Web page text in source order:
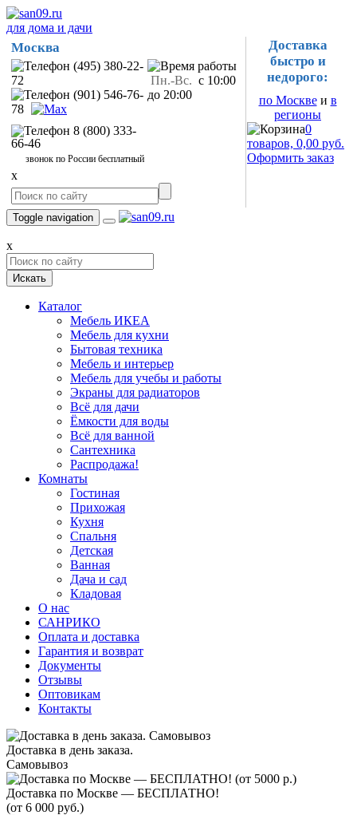
для дома и дачи
Москва
(495) 380-22-
72
(901) 546-76-
78
8 (800) 333-
66-46
звонок по России бесплатный
Пн.-Вс. с 10:00
до 20:00
x
Доставка
быстро и
недорого:
по Москвеи в
регионы
0
товаров, 0,00 руб.
Оформить заказ
Toggle navigation
x
Искать
Каталог
Мебель ИКЕА
Мебель для кухни
Бытовая техника
Мебель и интерьер
Мебель для учебы и работы
Экраны для радиаторов
Всё для дачи
Ёмкости для воды
Всё для ванной
Сантехника
Распродажа!
Комнаты
Гостиная
Прихожая
Кухня
Спальня
Детская
Ванная
Дача и сад
Кладовая
О нас
САНРИКО
Оплата и доставка
Гарантия и возврат
Документы
Отзывы
Оптовикам
Контакты
Доставка в день заказа.
Самовывоз
Доставка по Москве — БЕСПЛАТНО!
(от 6 000 руб.)